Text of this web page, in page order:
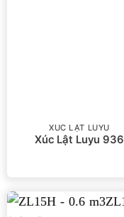
XÚC LẬT LUYU
Xúc Lật Luyu 936